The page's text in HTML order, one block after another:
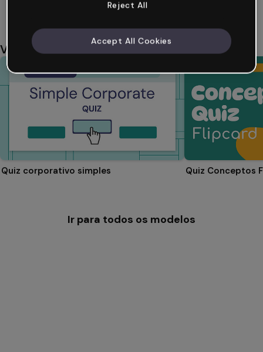
Você também pode gostar
Quiz corporativo simples Quiz Conceptos
Ir para todos os modelos
Reject All
Accept All Cookies